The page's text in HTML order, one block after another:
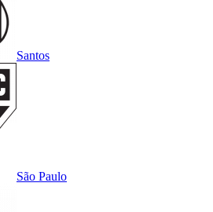
Santos
São Paulo